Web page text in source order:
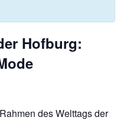
Hofburg:
des Welttags der